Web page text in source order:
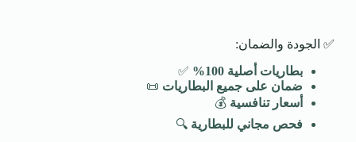
✅ الجودة والضمان:
بطاريات أصلية 100
%
✅
ضمان على جميع البطاريات 📜
أسعار تنافسية 💰
فحص مجاني للبطارية 🔍